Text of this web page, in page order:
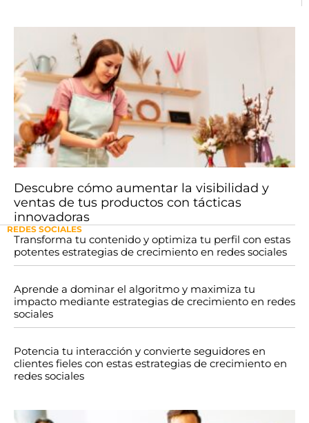
Descubre cómo aumentar la visibilidad y
ventas de tus productos con tácticas
innovadoras
REDES SOCIALES
Transforma tu contenido y optimiza tu perfil con estas
potentes estrategias de crecimiento en redes sociales
Aprende a dominar el algoritmo y maximiza tu
impacto mediante estrategias de crecimiento en redes
sociales
Potencia tu interacción y convierte seguidores en
clientes fieles con estas estrategias de crecimiento en
redes sociales